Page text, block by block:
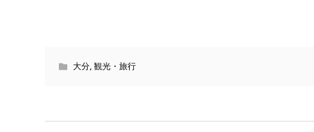
大分,観光・旅行